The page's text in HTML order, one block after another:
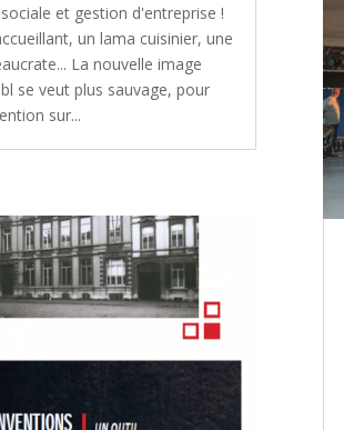
et gestion d'entreprise !
un lama cuisinier, une
La nouvelle image
se veut plus sauvage, pour
sur...